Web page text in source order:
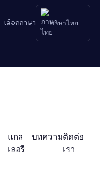
เลือกภาษา ภาษาไทย
แกล
เลอรี
บทความติดต่อ
เรา